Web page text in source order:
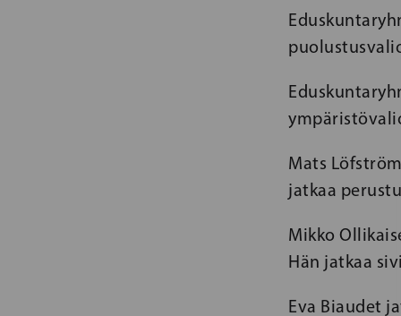
Mats
jatkaa
Mikko
Hän jatkaa
Eva Biaudet